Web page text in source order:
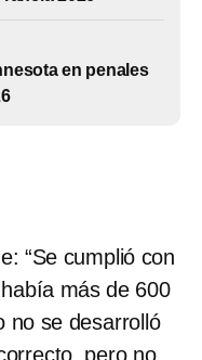
en penales
“Se cumplió con
más de 600
no se desarrolló
pero no